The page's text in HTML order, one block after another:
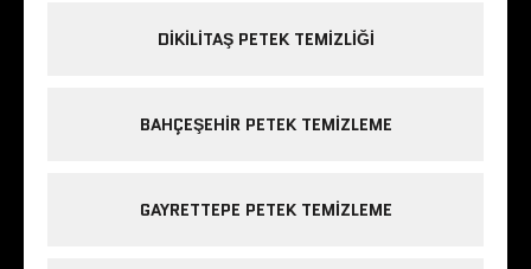
DIKILITAŞ PETEK TEMIZLIĞI
BAHÇEŞEHIR PETEK TEMIZLEME
GAYRETTEPE PETEK TEMIZLEME